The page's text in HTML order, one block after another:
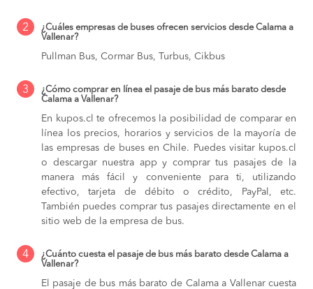
2
¿Cuáles empresas de buses ofrecen servicios desde Calama a
Vallenar?
Pullman Bus, Cormar Bus, Turbus, Cikbus
3
¿Cómo comprar en línea el pasaje de bus más barato desde
Calama a Vallenar?
En kupos.cl te ofrecemos la posibilidad de comparar en
línea los precios, horarios y servicios de la mayoría de
las empresas de buses en Chile. Puedes visitar kupos.cl
o descargar nuestra app y comprar tus pasajes de la
manera más fácil y conveniente para ti, utilizando
efectivo, tarjeta de débito o crédito, PayPal, etc.
También puedes comprar tus pasajes directamente en el
sitio web de la empresa de bus.
4
¿Cuánto cuesta el pasaje de bus más barato desde Calama a
Vallenar?
El pasaje de bus más barato de Calama a Vallenar cuesta